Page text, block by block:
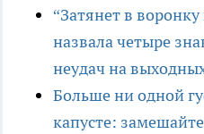
“Затянет в
назвала четыре
неудач на
Больше ни одной
капусте: